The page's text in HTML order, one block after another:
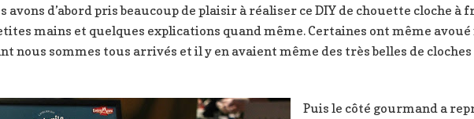
x
d’abord pris beaucoup de plaisir à réaliser ce DIY de chouette cloche à
mains et quelques explications quand même. Certaines ont même avoué
nous sommes tous arrivés et il y en avaient même des très belles de cloches
Puis le côté gourmand a